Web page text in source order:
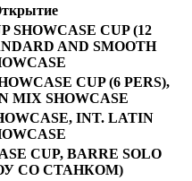
SHOWCASE CUP (12
AND SMOOTH
CUP (6 PERS),
MIX SHOWCASE
INT. LATIN
CUP, BARRE SOLO
СО СТАНКОМ)